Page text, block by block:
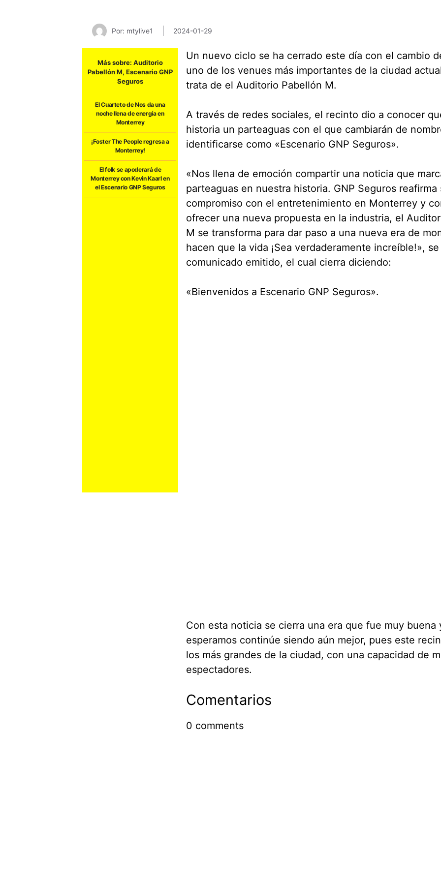
Por: mtylive1 2024-01-29
Más sobre: Auditorio
Pabellón M, Escenario GNP
Seguros
El Cuarteto de Nos da una
noche llena de energía en
Monterrey
¡Foster The People regresa a
Monterrey!
El folk se apoderará de
Monterrey con Kevin Kaarl en
el Escenario GNP Seguros
Un nuevo ciclo se ha cerrado este día con el cambio
uno de los venues más importantes de la ciudad
trata de el Auditorio Pabellón M.
A través de redes sociales, el recinto dio a conocer
historia un parteaguas con el que cambiarán de
identificarse como «Escenario GNP Seguros».
«Nos llena de emoción compartir una noticia que
parteaguas en nuestra historia. GNP Seguros reafirma
compromiso con el entretenimiento en Monterrey y
ofrecer una nueva propuesta en la industria, el
M se transforma para dar paso a una nueva era de
hacen que la vida ¡Sea verdaderamente increíble!»,
comunicado emitido, el cual cierra diciendo:
«Bienvenidos a Escenario GNP Seguros».
Con esta noticia se cierra una era que fue muy buena
esperamos continúe siendo aún mejor, pues este
los más grandes de la ciudad, con una capacidad de
espectadores.
Comentarios
0 comments